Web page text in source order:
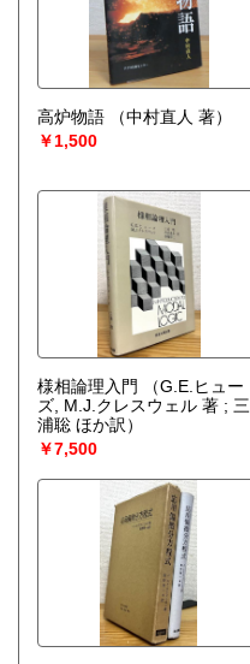
高炉物語
（中村直人 著）
￥1,500
様相論理入門
（G.E.ヒュー
ズ, M.J.クレスウェル 著 ; 三
浦聡 ほか訳）
￥7,500